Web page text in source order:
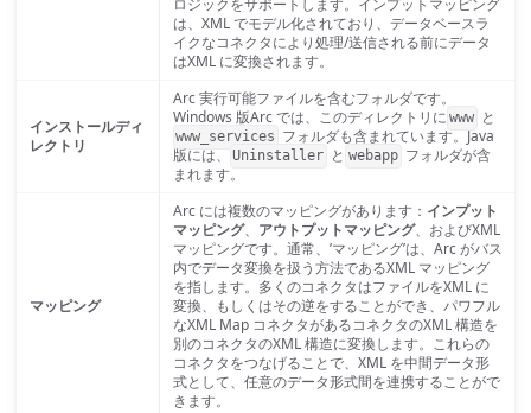
ロジックをサポートします。インプットマッピング
は、XML でモデル化されており、データベースラ
イクなコネクタにより処理/送信される前にデータ
はXML に変換されます。
インストールディ
レクトリ
Arc 実行可能ファイルを含むフォルダです。
Windows 版Arc では、このディレクトリに www と
www_services フォルダも含まれています。Java
版には、
Uninstaller と webapp フォルダが含
まれます。
マッピング
Arc には複数のマッピングがあります： インプット
マッピング、 アウトプットマッピング、およびXML
マッピングです。通常、’マッピング’は、Arc がバス
内でデータ変換を扱う方法であるXML マッピング
を指します。多くのコネクタはファイルをXML に
変換、もしくはその逆をすることができ、パワフル
なXML Map コネクタがあるコネクタのXML 構造を
別のコネクタのXML 構造に変換します。これらの
コネクタをつなげることで、XML を中間データ形
式として、任意のデータ形式間を連携することがで
きます。